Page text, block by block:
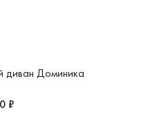
диван Доминика
₽